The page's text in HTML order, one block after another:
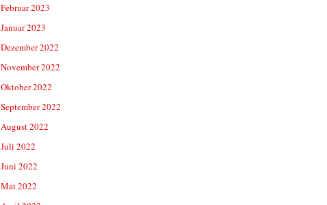
Februar 2023
Januar 2023
Dezember 2022
November 2022
Oktober 2022
September 2022
August 2022
Juli 2022
Juni 2022
Mai 2022